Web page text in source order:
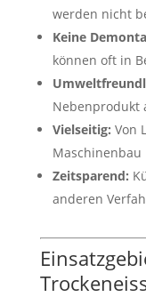
werden nicht
Keine
können oft in
Nebenprodukt
Vielseitig: Von
Maschinenbau
Zeitsparend:
anderen